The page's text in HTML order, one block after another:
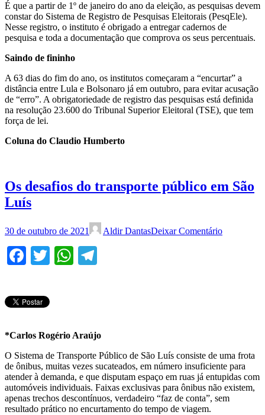
É que a partir de 1º de janeiro do ano da eleição, as pesquisas devem
constar do Sistema de Registro de Pesquisas Eleitorais (PesqEle).
Nesse registro, o instituto é obrigado a entregar cadernos de
pesquisa e toda a documentação que comprova os seus percentuais.
Saindo de fininho
A 63 dias do fim do ano, os institutos começaram a “encurtar” a
distância entre Lula e Bolsonaro já em outubro, para evitar acusação
de “erro”. A obrigatoriedade de registro das pesquisas está definida
na resolução 23.600 do Tribunal Superior Eleitoral (TSE), que tem
força de lei.
Coluna do Claudio Humberto
Os desafios do transporte público em São
Luís
30 de outubro de 2021 Aldir DantasDeixar Comentário
Facebook
TwitterWhatsApp
*Carlos Rogério Araújo
O Sistema de Transporte Público de São Luís consiste de uma frota
de ônibus, muitas vezes sucateados, em número insuficiente para
atender à demanda, e que disputam espaço em ruas já entupidas com
automóveis individuais. Faixas exclusivas para ônibus não existem,
apenas trechos descontínuos, verdadeiro “faz de conta”, sem
resultado prático no encurtamento do tempo de viagem.